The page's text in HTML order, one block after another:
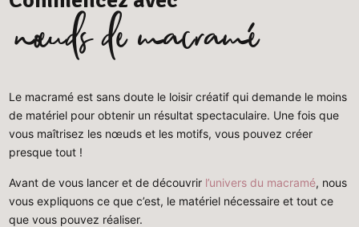
nœuds de macramé
Le macramé est sans doute le loisir créatif qui demande le moins
de matériel pour obtenir un résultat spectaculaire. Une fois que
vous maîtrisez les nœuds et les motifs, vous pouvez créer
presque tout !
Avant de vous lancer et de découvrir l’univers du macramé, nous
vous expliquons ce que c’est, le matériel nécessaire et tout ce
que vous pouvez réaliser.